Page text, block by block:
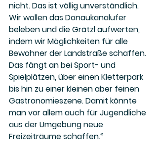
nicht. Das ist völlig unverständlich.
Wir wollen das Donaukanalufer
beleben und die Grätzl aufwerten,
indem wir Möglichkeiten für alle
Bewohner der Landstraße schaffen.
Das fängt an bei Sport- und
Spielplätzen, über einen Kletterpark
bis hin zu einer kleinen aber feinen
Gastronomieszene. Damit könnte
man vor allem auch für Jugendliche
aus der Umgebung neue
Freizeiträume schaffen.“